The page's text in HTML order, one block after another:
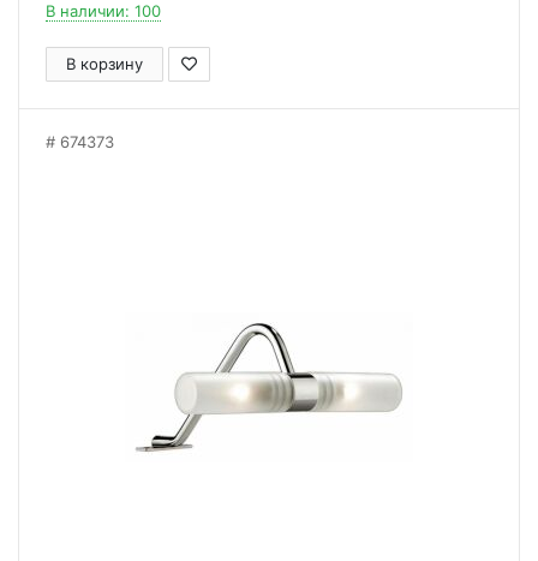
В наличии: 100
В корзину
674373